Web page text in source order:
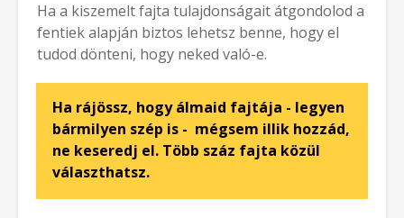
Ha a kiszemelt fajta tulajdonságait átgondolod a
fentiek alapján biztos lehetsz benne, hogy el
tudod dönteni, hogy neked való-e.
Ha rájössz, hogy álmaid fajtája - legyen
bármilyen szép is - mégsem illik hozzád,
ne keseredj el. Több száz fajta közül
választhatsz.